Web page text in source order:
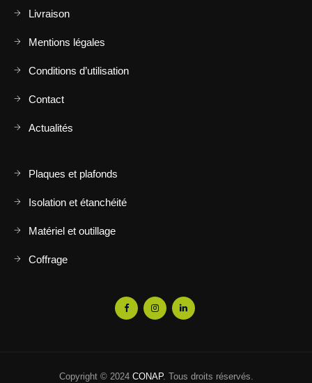
Livraison
Mentions légales
Conditions d’utilisation
Contact
Actualités
Plaques et plafonds
Isolation et étanchéité
Matériel et outillage
Coffrage
Copyright © 2024 CONAP. Tous droits réservés.